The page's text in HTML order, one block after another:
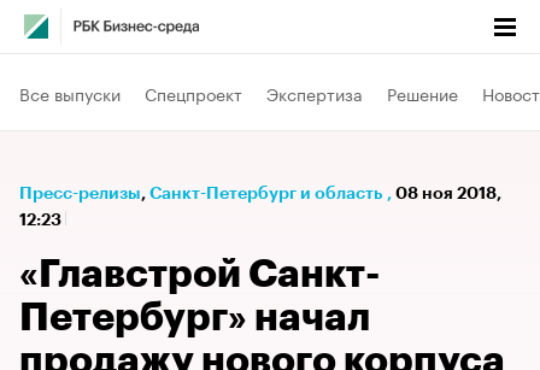
Все выпуски Спецпроект Экспертиза Решение
Пресс-релизы⁠, Санкт-Петербург и область , 08 ноя 2018,
12:23
«Главстрой Санкт-
Петербург» начал
продажу нового корпуса